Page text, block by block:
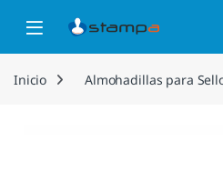
Open
Inicio Almohadillas para